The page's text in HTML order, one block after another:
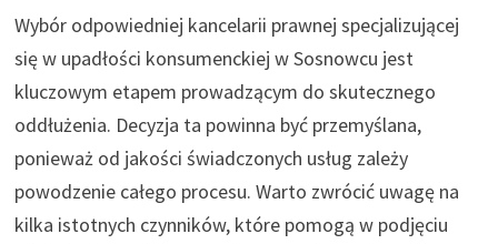
Wybór odpowiedniej kancelarii prawnej specjalizującej
się w upadłości konsumenckiej w Sosnowcu jest
kluczowym etapem prowadzącym do skutecznego
oddłużenia. Decyzja ta powinna być przemyślana,
ponieważ od jakości świadczonych usług zależy
powodzenie całego procesu. Warto zwrócić uwagę na
kilka istotnych czynników, które pomogą w podjęciu